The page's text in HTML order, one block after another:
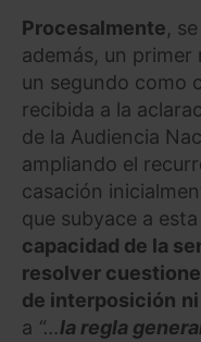
Procesalmente,
además, un primer
un segundo como
recibida a la
de la Audiencia
ampliando el
casación
que subyace a
capacidad de la
resolver
de interposición
a “…la regla